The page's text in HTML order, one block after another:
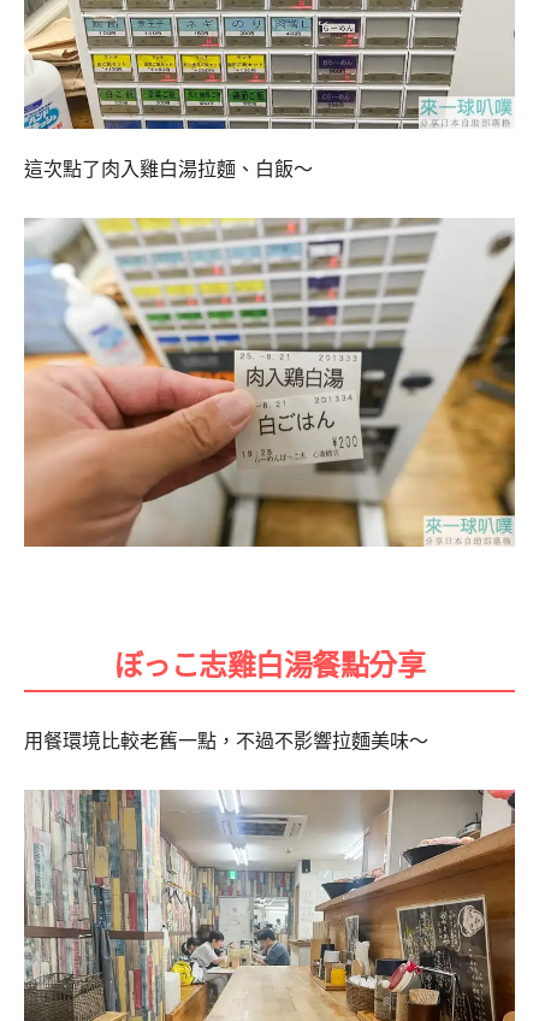
這次點了肉入雞白湯拉麵、白飯～
ぼっこ志雞白湯餐點分享
用餐環境比較老舊一點，不過不影響拉麵美味～